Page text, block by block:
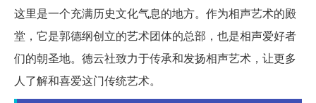
这里是一个充满历史文化气息的地方。作为相声艺术的殿
堂，它是郭德纲创立的艺术团体的总部，也是相声爱好者
们的朝圣地。德云社致力于传承和发扬相声艺术，让更多
人了解和喜爱这门传统艺术。